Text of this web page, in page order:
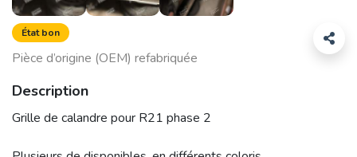
État bon
Pièce d’origine (OEM) refabriquée
Description
Grille de calandre pour R21 phase 2